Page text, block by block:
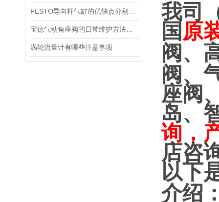
涡轮流量计有哪些注意事项
我司
国 原
阀、
阀、
座阀
岛、
询，
店咨
以下
介绍